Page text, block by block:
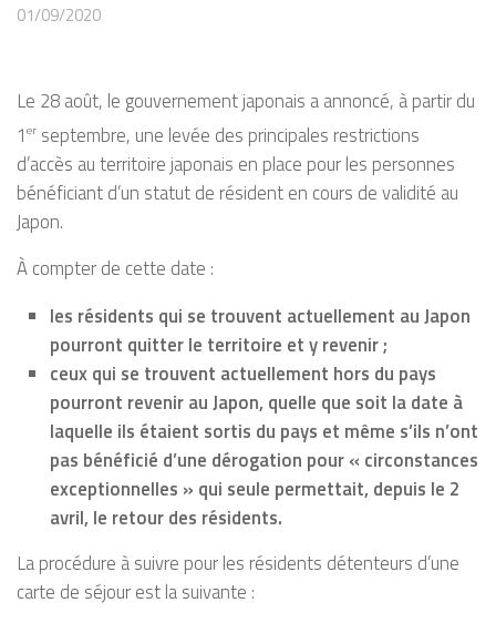
01/09/2020
Le 28 août, le gouvernement japonais a annoncé, à partir du
1er septembre, une levée des principales restrictions
d’accès au territoire japonais en place pour les personnes
bénéficiant d’un statut de résident en cours de validité au
Japon.
À compter de cette date :
les résidents qui se trouvent actuellement au Japon
pourront quitter le territoire et y revenir ;
ceux qui se trouvent actuellement hors du pays
pourront revenir au Japon, quelle que soit la date à
laquelle ils étaient sortis du pays et même s’ils n’ont
pas bénéficié d’une dérogation pour « circonstances
exceptionnelles » qui seule permettait, depuis le 2
avril, le retour des résidents.
La procédure à suivre pour les résidents détenteurs d’une
carte de séjour est la suivante :